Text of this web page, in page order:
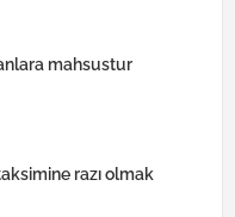
mahsustur
razı olmak